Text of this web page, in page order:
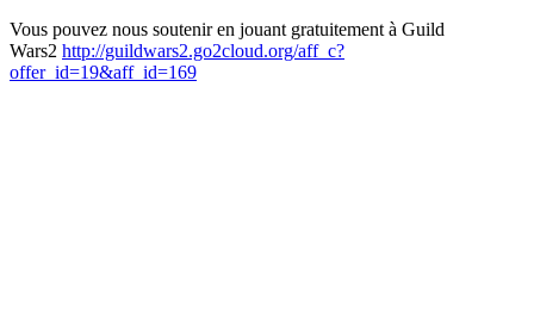
Vous pouvez nous soutenir en jouant gratuitement à Guild
Wars2 http://guildwars2.go2cloud.org/aff_c?
offer_id=19&aff_id=169